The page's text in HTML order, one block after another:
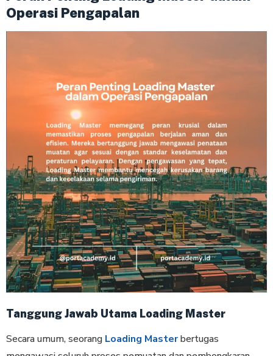
Operasi Pengapalan
Tanggung Jawab Utama Loading Master
Secara umum, seorang Loading Masterbertugas